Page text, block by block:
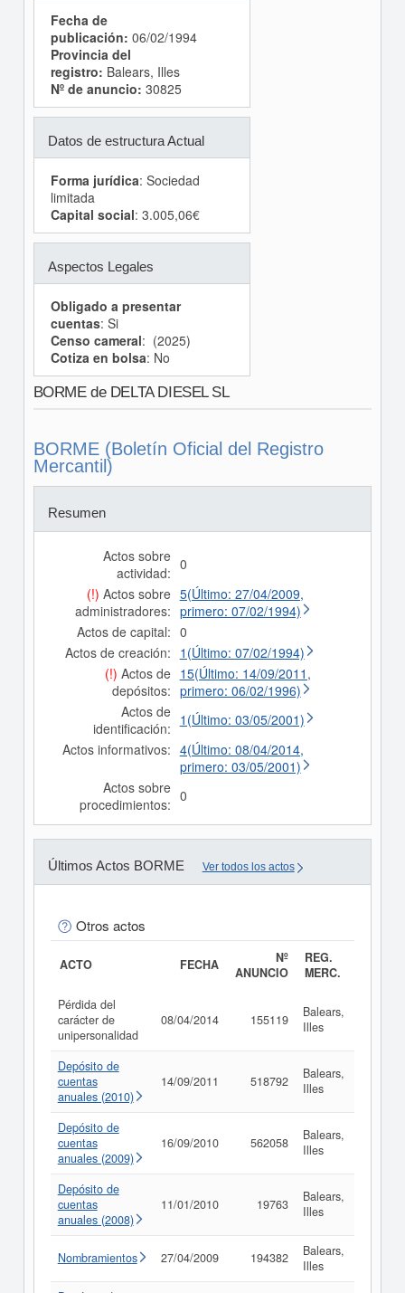
Fecha de
publicación: 06/02/1994
Provincia del
registro: Balears, Illes
Nº de anuncio: 30825
Datos de estructura Actual
Forma jurídica: Sociedad
limitada
Capital social: 3.005,06€
Aspectos Legales
Obligado a presentar
cuentas: Si
Censo cameral: (2025)
Cotiza en bolsa: No
BORME de DELTA DIESEL SL
BORME (Boletín Oficial del Registro
Mercantil)
Resumen
Actos sobre
actividad: 0
(!) Actos sobre
administradores:
5(Último: 27/04/2009,
primero: 07/02/1994)
Actos de capital: 0
Actos de creación: 1(Último: 07/02/1994)
(!) Actos de
depósitos:
15(Último: 14/09/2011,
primero: 06/02/1996)
Actos de
identificación: 1(Último: 03/05/2001)
Actos informativos: 4(Último: 08/04/2014,
primero: 03/05/2001)
Actos sobre
procedimientos: 0
Últimos Actos BORME Ver todos los actos
Otros actos
ACTO FECHA
Nº
ANUNCIO
REG.
MERC.
Pérdida del
carácter de
unipersonalidad
08/04/2014 155119
Balears,
Illes
Depósito de
cuentas
anuales (2010)
14/09/2011 518792
Balears,
Illes
Depósito de
cuentas
anuales (2009)
16/09/2010 562058
Balears,
Illes
Depósito de
cuentas
anuales (2008)
11/01/2010 19763
Balears,
Illes
Nombramientos 27/04/2009 194382
Balears,
Illes